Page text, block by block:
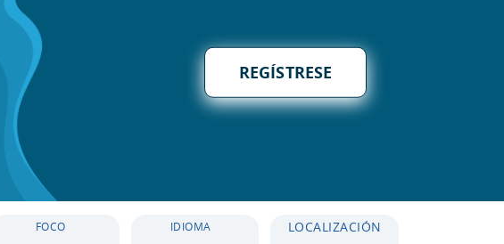
REGÍSTRESE
FOCO IDIOMA LOCALIZACIÓN